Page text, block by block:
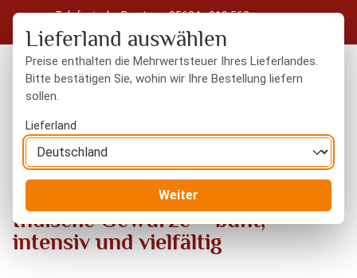
Zum Hauptinhalt springen
Telefonische Beratung: 05604 - 919 563
Kostenloser Versand in Deutschland ab 50 € Warenwert
Indische Gewürze – bunt, intensiv und vielfältig
Indische Gewürze – bunt,
intensiv und vielfältig
Lieferland auswählen
Preise enthalten die Mehrwertsteuer Ihres Lieferlandes.
Bitte bestätigen Sie, wohin wir Ihre Bestellung liefern
sollen.
Lieferland
Weiter